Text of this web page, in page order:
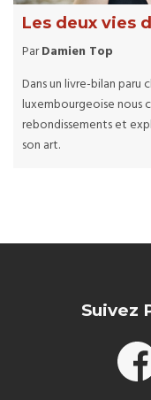
Les deux vies
ParDamien Top
Dans un livre-bilan paru
luxembourgeoise nous
rebondissements et
son art.
Suivez